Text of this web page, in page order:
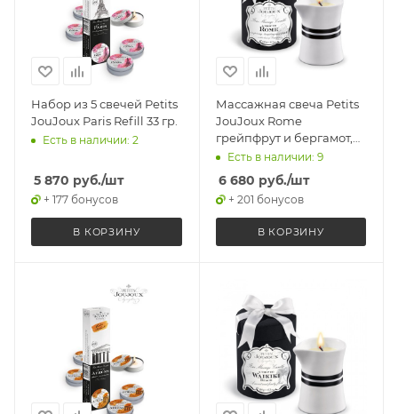
Набор из 5 свечей Petits
JouJoux Paris Refill 33 гр.
Есть в наличии: 2
5 870 руб./шт
+ 177 бонусов
В КОРЗИНУ
Массажная свеча Petits
JouJoux Rome
грейпфрут и бергамот,
190 гр.
Есть в наличии: 9
6 680 руб./шт
+ 201 бонусов
В КОРЗИНУ